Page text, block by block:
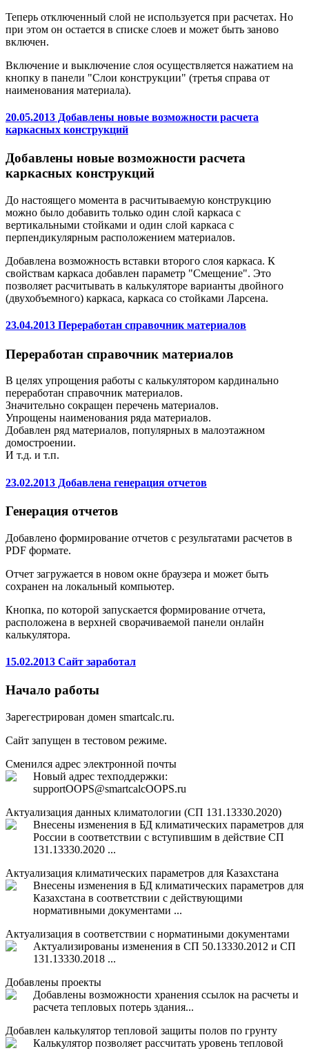
Теперь отключенный слой не используется при расчетах. Но
при этом он остается в списке слоев и может быть заново
включен.
Включение и выключение слоя осуществляется нажатием на
кнопку в панели "Слои конструкции" (третья справа от
наименования материала).
20.05.2013 Добавлены новые возможности расчета
каркасных конструкций
Добавлены новые возможности расчета
каркасных конструкций
До настоящего момента в расчитываемую конструкцию
можно было добавить только один слой каркаса с
вертикальными стойками и один слой каркаса с
перпендикулярным расположением материалов.
Добавлена возможность вставки второго слоя каркаса. К
свойствам каркаса добавлен параметр "Смещение". Это
позволяет расчитывать в калькуляторе варианты двойного
(двухобъемного) каркаса, каркаса со стойками Ларсена.
23.04.2013 Переработан справочник материалов
Переработан справочник материалов
В целях упрощения работы с калькулятором кардинально
переработан справочник материалов.
Значительно сокращен перечень материалов.
Упрощены наименования ряда материалов.
Добавлен ряд материалов, популярных в малоэтажном
домостроении.
И т.д. и т.п.
23.02.2013 Добавлена генерация отчетов
Генерация отчетов
Добавлено формирование отчетов с результатами расчетов в
PDF формате.
Отчет загружается в новом окне браузера и может быть
сохранен на локальный компьютер.
Кнопка, по которой запускается формирование отчета,
расположена в верхней сворачиваемой панели онлайн
калькулятора.
15.02.2013 Сайт заработал
Начало работы
Зарегестрирован домен smartcalc.ru.
Сайт запущен в тестовом режиме.
Сменился адрес электронной почты
Новый адрес техподдержки:
supportOOPS@smartcalcOOPS.ru
Актуализация данных климатологии (СП 131.13330.2020)
Внесены изменения в БД климатических параметров для
России в соответствии с вступившим в действие СП
131.13330.2020 ...
Актуализация климатических параметров для Казахстана
Внесены изменения в БД климатических параметров для
Казахстана в соответствии с действующими
нормативными документами ...
Актуализация в соответствии с норматиными документами
Актуализированы изменения в СП 50.13330.2012 и СП
131.13330.2018 ...
Добавлены проекты
Добавлены возможности хранения ссылок на расчеты и
расчета тепловых потерь здания...
Добавлен калькулятор тепловой защиты полов по грунту
Калькулятор позволяет рассчитать уровень тепловой